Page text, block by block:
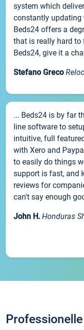
system which
constantly updating
Beds24 offers a
that is really hard to
Beds24, give it a
Stefano Greco
... Beds24 is by far
line software to
intuitive, full
with Xero and
to easily do things
support is fast, and
reviews for
can't say enough
John H. Honduras